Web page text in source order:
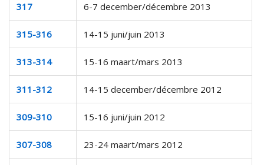
317 6-7 december/décembre 2013
315-316 14-15 juni/juin 2013
313-314 15-16 maart/mars 2013
311-312 14-15 december/décembre 2012
309-310 15-16 juni/juin 2012
307-308 23-24 maart/mars 2012